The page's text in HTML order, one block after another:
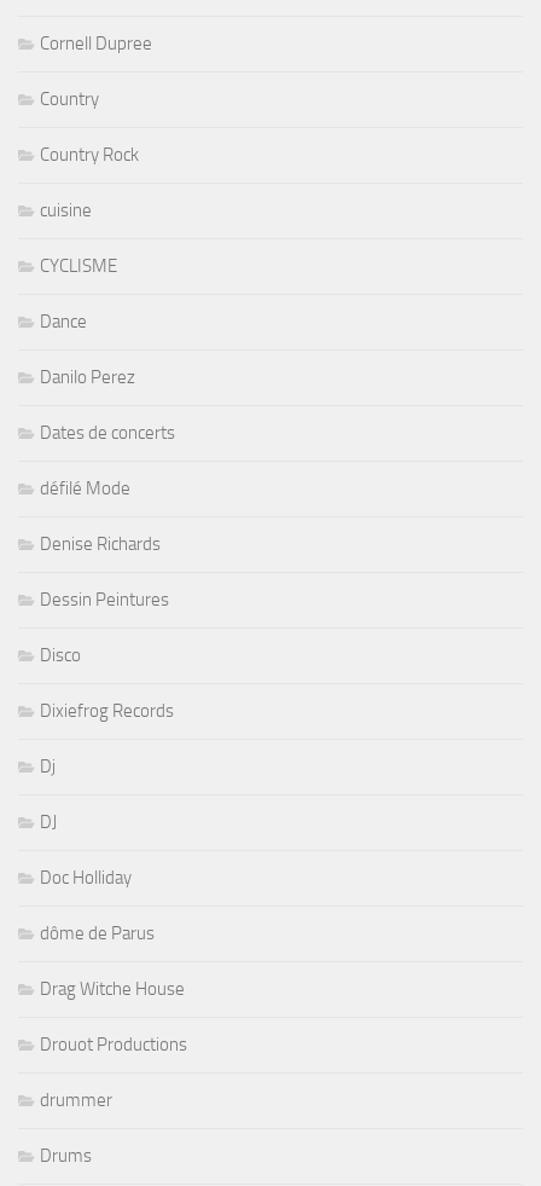
Cornell Dupree
Country
Country Rock
cuisine
CYCLISME
Dance
Danilo Perez
Dates de concerts
défilé Mode
Denise Richards
Dessin Peintures
Disco
Dixiefrog Records
Dj
DJ
Doc Holliday
dôme de Parus
Drag Witche House
Drouot Productions
drummer
Drums